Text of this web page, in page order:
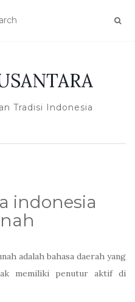
Tradisi Indonesia
indonesia
adalah bahasa daerah yang
memiliki penutur aktif di